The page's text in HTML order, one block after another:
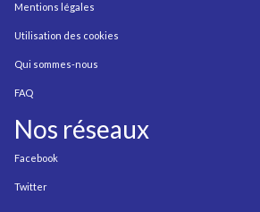
Mentions légales
Utilisation des cookies
Qui sommes-nous
FAQ
Nos réseaux
Facebook
Twitter